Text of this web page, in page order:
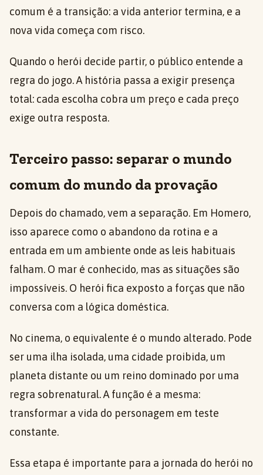
comum é a transição: a vida anterior termina, e a
nova vida começa com risco.
Quando o herói decide partir, o público entende a
regra do jogo. A história passa a exigir presença
total: cada escolha cobra um preço e cada preço
exige outra resposta.
Terceiro passo: separar o mundo
comum do mundo da provação
Depois do chamado, vem a separação. Em Homero,
isso aparece como o abandono da rotina e a
entrada em um ambiente onde as leis habituais
falham. O mar é conhecido, mas as situações são
impossíveis. O herói fica exposto a forças que não
conversa com a lógica doméstica.
No cinema, o equivalente é o mundo alterado. Pode
ser uma ilha isolada, uma cidade proibida, um
planeta distante ou um reino dominado por uma
regra sobrenatural. A função é a mesma:
transformar a vida do personagem em teste
constante.
Essa etapa é importante para a jornada do herói no